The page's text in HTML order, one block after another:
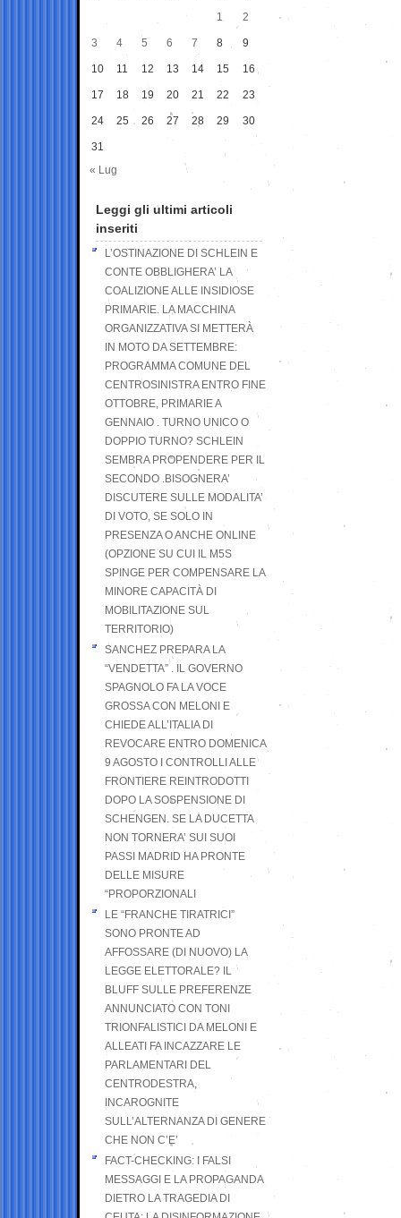
1
2
3 4 5 6 7 8 9
10 11 12 13 14 15 16
17 18 19 20 21 22 23
24 25 26 27 28 29 30
31
« Lug
Leggi gli ultimi articoli
inseriti
L’OSTINAZIONE DI SCHLEIN E
CONTE OBBLIGHERA’ LA
COALIZIONE ALLE INSIDIOSE
PRIMARIE. LA MACCHINA
ORGANIZZATIVA SI METTERÀ
IN MOTO DA SETTEMBRE:
PROGRAMMA COMUNE DEL
CENTROSINISTRA ENTRO FINE
OTTOBRE, PRIMARIE A
GENNAIO . TURNO UNICO O
DOPPIO TURNO? SCHLEIN
SEMBRA PROPENDERE PER IL
SECONDO .BISOGNERA’
DISCUTERE SULLE MODALITA’
DI VOTO, SE SOLO IN
PRESENZA O ANCHE ONLINE
(OPZIONE SU CUI IL M5S
SPINGE PER COMPENSARE LA
MINORE CAPACITÀ DI
MOBILITAZIONE SUL
TERRITORIO)
SANCHEZ PREPARA LA
“VENDETTA” . IL GOVERNO
SPAGNOLO FA LA VOCE
GROSSA CON MELONI E
CHIEDE ALL’ITALIA DI
REVOCARE ENTRO DOMENICA
9 AGOSTO I CONTROLLI ALLE
FRONTIERE REINTRODOTTI
DOPO LA SOSPENSIONE DI
SCHENGEN. SE LA DUCETTA
NON TORNERA’ SUI SUOI
PASSI MADRID HA PRONTE
DELLE MISURE
“PROPORZIONALI
LE “FRANCHE TIRATRICI”
SONO PRONTE AD
AFFOSSARE (DI NUOVO) LA
LEGGE ELETTORALE? IL
BLUFF SULLE PREFERENZE
ANNUNCIATO CON TONI
TRIONFALISTICI DA MELONI E
ALLEATI FA INCAZZARE LE
PARLAMENTARI DEL
CENTRODESTRA,
INCAROGNITE
SULL’ALTERNANZA DI GENERE
CHE NON C’E’
FACT-CHECKING: I FALSI
MESSAGGI E LA PROPAGANDA
DIETRO LA TRAGEDIA DI